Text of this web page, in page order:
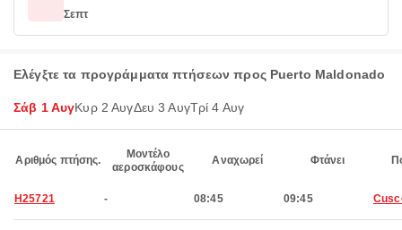
Σεπτ
Ελέγξτε τα προγράμματα πτήσεων προς Puerto Maldonado
Σάβ 1 ΑυγΚυρ 2 ΑυγΔευ 3 ΑυγΤρί 4 Αυγ
Αριθμός πτήσης.
Μοντέλο
αεροσκάφους
Αναχωρεί Φτάνει
H25721 - 08:45 09:45